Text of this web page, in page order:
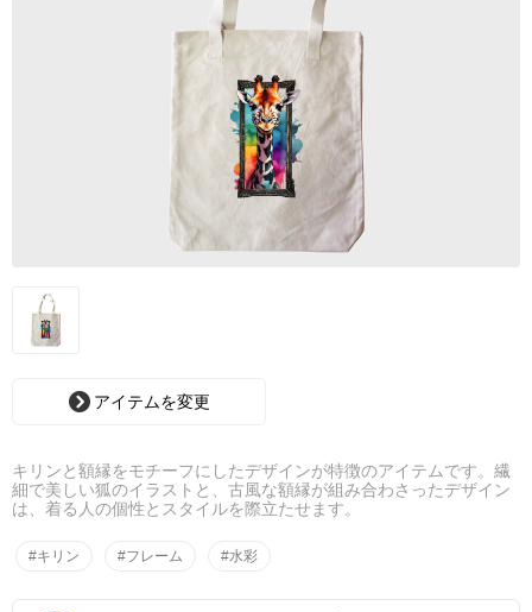
アイテムを変更
キリンと額縁をモチーフにしたデザインが特徴のアイテムです。繊
細で美しい狐のイラストと、古風な額縁が組み合わさったデザイン
は、着る人の個性とスタイルを際立たせます。
#キリン #フレーム #水彩